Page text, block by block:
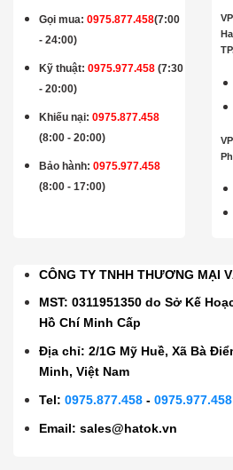
Gọi mua:0975.877.458(7:00
- 24:00)
Kỹ thuật:0975.977.458 (7:30
- 20:00)
Khiếu nại: 0975.877.458
(8:00 - 20:00)
Bảo hành:0975.977.458
(8:00 - 17:00)
CÔNG TY TNHH THƯƠNG MẠI
MST: 0311951350 do Sở Kế
Hồ Chí Minh Cấp
Địa chỉ: 2/1G Mỹ Huề, Xã Bà
Minh, Việt Nam
Tel:0975.877.458 -0975.977.458
Email:sales@hatok.vn